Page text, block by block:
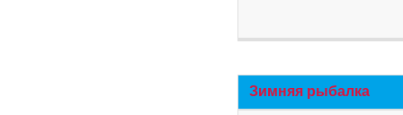
Зимняя рыбалка